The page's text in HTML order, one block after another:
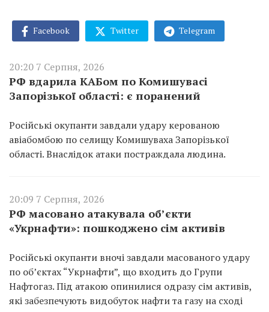
Facebook Twitter Telegram
20:20 7 Серпня, 2026
РФ вдарила КАБом по Комишувасі
Запорізької області: є поранений
Російські окупанти завдали удару керованою
авіабомбою по селищу Комишуваха Запорізької
області. Внаслідок атаки постраждала людина.
20:09 7 Серпня, 2026
РФ масовано атакувала об’єкти
«Укрнафти»: пошкоджено сім активів
Російські окупанти вночі завдали масованого удару
по об’єктах “Укрнафти”, що входить до Групи
Нафтогаз. Під атакою опинилися одразу сім активів,
які забезпечують видобуток нафти та газу на сході